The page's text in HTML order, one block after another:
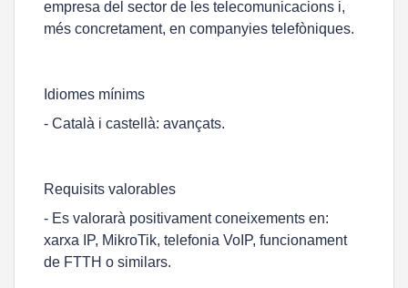
empresa del sector de les telecomunicacions i,
més concretament, en companyies telefòniques.
Idiomes mínims
- Català i castellà: avançats.
Requisits valorables
- Es valorarà positivament coneixements en:
xarxa IP, MikroTik, telefonia VoIP, funcionament
de FTTH o similars.